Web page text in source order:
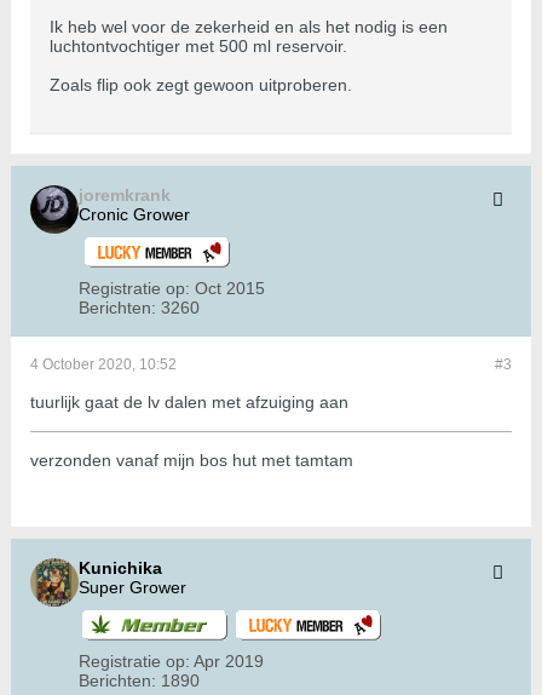
Ik heb wel voor de zekerheid en als het nodig is een
luchtontvochtiger met 500 ml reservoir.
Zoals flip ook zegt gewoon uitproberen.
joremkrank
Cronic Grower
Registratie op: Oct 2015
Berichten: 3260
#3
4 October 2020, 10:52
tuurlijk gaat de lv dalen met afzuiging aan
verzonden vanaf mijn bos hut met tamtam
Kunichika
Super Grower
Registratie op: Apr 2019
Berichten: 1890